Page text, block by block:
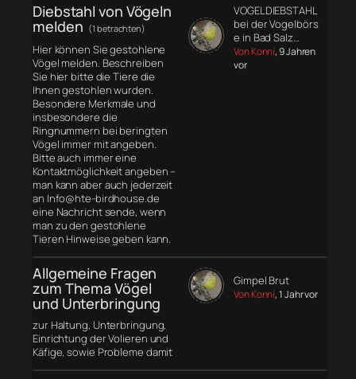
Diebstahl von Vögeln
melden (1 betrachten)
Hier können Sie gestohlene
Vögel melden. Beschreiben
Sie hier bitte die Tiere die
Ihnen gestohlen wurden.
Besondere Merkmale und
insbesondere die
Ringnummern bei beringten
Vögel immer mit angeben.
Bitte auch immer eine
Kontaktmöglichkeit angeben –
man kann aber auch jederzeit
an Info@hte-birdhouse.de
eine Nachricht sende, wenn
man zu den gestohlene
Tieren Hinweise geben kann.
VOGELDIEBSTAHL
bei der Vogelbörs
e in Bad Salz…
Von Konni, 9 Jahren
vor
Allgemeine Fragen
zum Thema Vögel
und Unterbringung
zur Haltung, Unterbringung,
Einrichtung der Volieren und
Käfige, sowie Probleme damit
Gimpel Brut
Von Konni, 1 Jahr vor